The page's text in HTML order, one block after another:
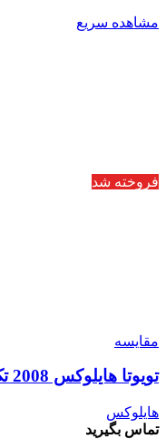
مشاهده سریع
فروخته شد
مقایسه
تویوتا هایلوکس 2008 تک کابین
هایلوکس
تماس بگیرید